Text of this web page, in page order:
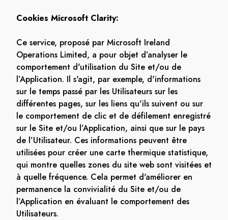
Cookies Microsoft Clarity:
Ce service, proposé par Microsoft Ireland
Operations Limited, a pour objet d’analyser le
comportement d'utilisation du Site et/ou de
l’Application. Il s'agit, par exemple, d'informations
sur le temps passé par les Utilisateurs sur les
différentes pages, sur les liens qu'ils suivent ou sur
le comportement de clic et de défilement enregistré
sur le Site et/ou l’Application, ainsi que sur le pays
de l’Utilisateur. Ces informations peuvent être
utilisées pour créer une carte thermique statistique,
qui montre quelles zones du site web sont visitées et
à quelle fréquence. Cela permet d'améliorer en
permanence la convivialité du Site et/ou de
l’Application en évaluant le comportement des
Utilisateurs.